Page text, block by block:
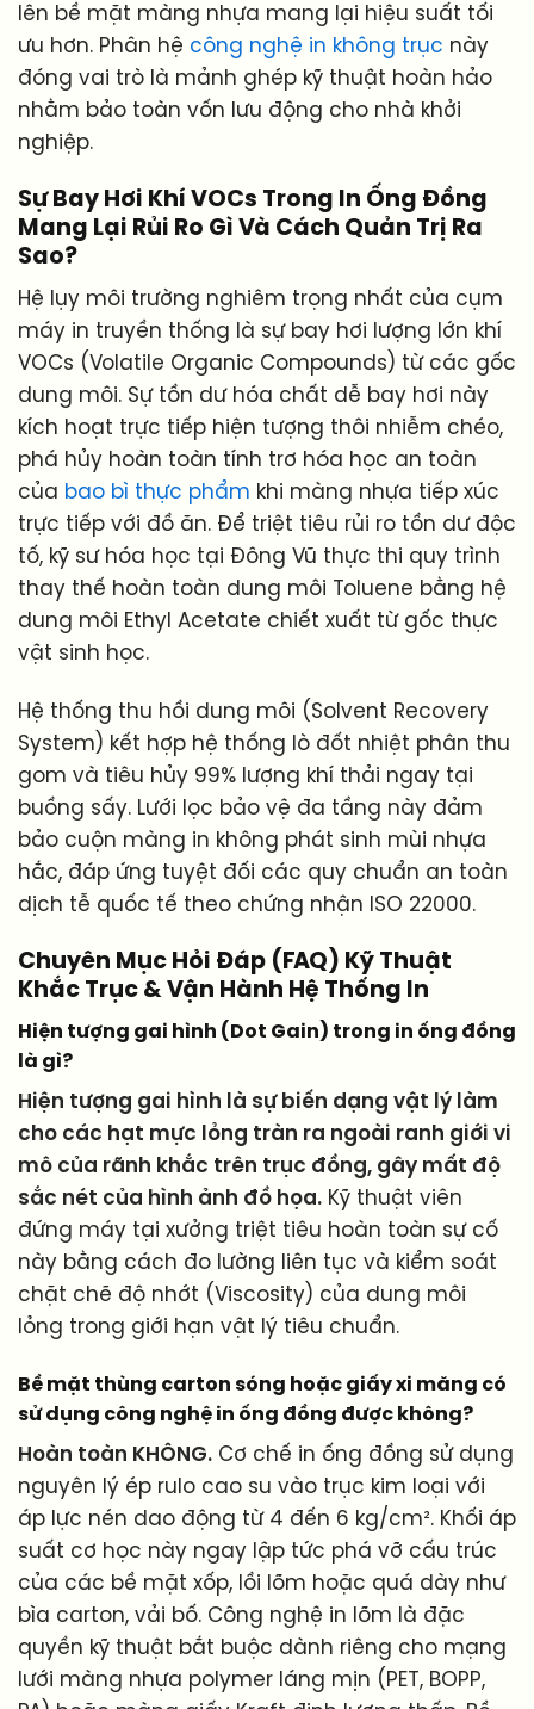
lên bề mặt màng nhựa mang lại hiệu suất tối
ưu hơn. Phân hệ công nghệ in không trục này
đóng vai trò là mảnh ghép kỹ thuật hoàn hảo
nhằm bảo toàn vốn lưu động cho nhà khởi
nghiệp.
Sự Bay Hơi Khí VOCs Trong In Ống Đồng
Mang Lại Rủi Ro Gì Và Cách Quản Trị Ra
Sao?
Hệ lụy môi trường nghiêm trọng nhất của cụm
máy in truyền thống là sự bay hơi lượng lớn khí
VOCs (Volatile Organic Compounds) từ các gốc
dung môi. Sự tồn dư hóa chất dễ bay hơi này
kích hoạt trực tiếp hiện tượng thôi nhiễm chéo,
phá hủy hoàn toàn tính trơ hóa học an toàn
của bao bì thực phẩm khi màng nhựa tiếp xúc
trực tiếp với đồ ăn. Để triệt tiêu rủi ro tồn dư độc
tố, kỹ sư hóa học tại Đông Vũ thực thi quy trình
thay thế hoàn toàn dung môi Toluene bằng hệ
dung môi Ethyl Acetate chiết xuất từ gốc thực
vật sinh học.
Hệ thống thu hồi dung môi (Solvent Recovery
System) kết hợp hệ thống lò đốt nhiệt phân thu
gom và tiêu hủy 99% lượng khí thải ngay tại
buồng sấy. Lưới lọc bảo vệ đa tầng này đảm
bảo cuộn màng in không phát sinh mùi nhựa
hắc, đáp ứng tuyệt đối các quy chuẩn an toàn
dịch tễ quốc tế theo chứng nhận ISO 22000.
Chuyên Mục Hỏi Đáp (FAQ) Kỹ Thuật
Khắc Trục & Vận Hành Hệ Thống In
Hiện tượng gai hình (Dot Gain) trong in ống đồng
là gì?
Hiện tượng gai hình là sự biến dạng vật lý làm
cho các hạt mực lỏng tràn ra ngoài ranh giới vi
mô của rãnh khắc trên trục đồng, gây mất độ
sắc nét của hình ảnh đồ họa. Kỹ thuật viên
đứng máy tại xưởng triệt tiêu hoàn toàn sự cố
này bằng cách đo lường liên tục và kiểm soát
chặt chẽ độ nhớt (Viscosity) của dung môi
lỏng trong giới hạn vật lý tiêu chuẩn.
Bề mặt thùng carton sóng hoặc giấy xi măng có
sử dụng công nghệ in ống đồng được không?
Hoàn toàn KHÔNG. Cơ chế in ống đồng sử dụng
nguyên lý ép rulo cao su vào trục kim loại với
áp lực nén dao động từ 4 đến 6 kg/cm². Khối áp
suất cơ học này ngay lập tức phá vỡ cấu trúc
của các bề mặt xốp, lồi lõm hoặc quá dày như
bìa carton, vải bố. Công nghệ in lõm là đặc
quyền kỹ thuật bắt buộc dành riêng cho mạng
lưới màng nhựa polymer láng mịn (PET, BOPP,